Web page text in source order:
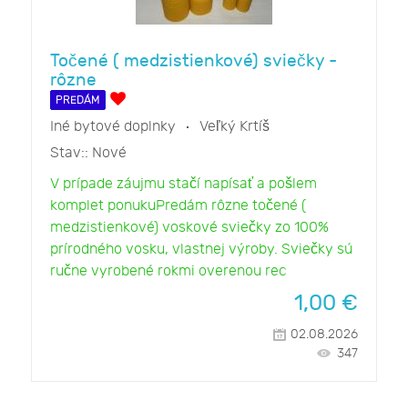
Točené ( medzistienkové) sviečky -
rôzne
PREDÁM
Iné bytové doplnky
Veľký Krtíš
Stav:: Nové
V prípade záujmu stačí napísať a pošlem
komplet ponukuPredám rôzne točené (
medzistienkové) voskové sviečky zo 100%
prírodného vosku, vlastnej výroby. Sviečky sú
ručne vyrobené rokmi overenou rec
1,00 €
02.08.2026
347